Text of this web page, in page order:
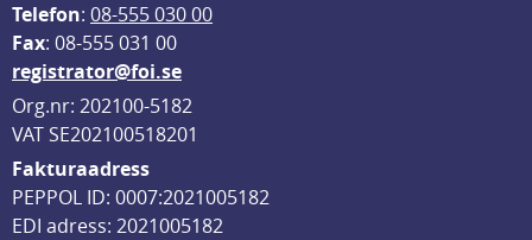
Telefon: 08-555 030 00
Fax: 08-555 031 00
registrator@foi.se
Org.nr: 202100-5182
VAT SE202100518201
Fakturaadress
PEPPOL ID: 0007:2021005182
EDI adress: 2021005182